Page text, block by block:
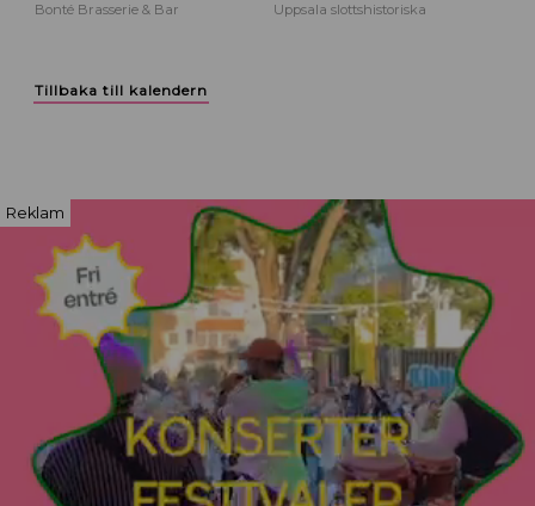
Bonté Brasserie & Bar
Uppsala slottshistoriska
Tillbaka till kalendern
Reklam